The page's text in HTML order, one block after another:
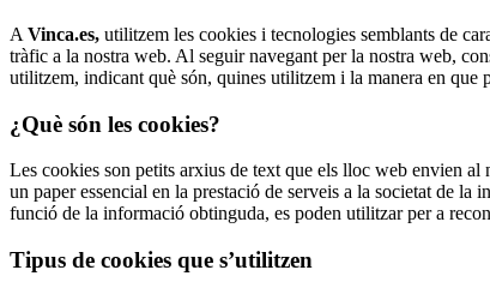
A Vinca.es, utilitzem les cookies i tecnologies semblants de
tràfic a la nostra web. Al seguir navegant per la nostra web,
utilitzem, indicant què són, quines utilitzem i la manera en que
¿Què són les cookies?
Les cookies son petits arxius de text que els lloc web envien al
un paper essencial en la prestació de serveis a la societat de
funció de la informació obtinguda, es poden utilitzar per a
Tipus de cookies que s’utilitzen